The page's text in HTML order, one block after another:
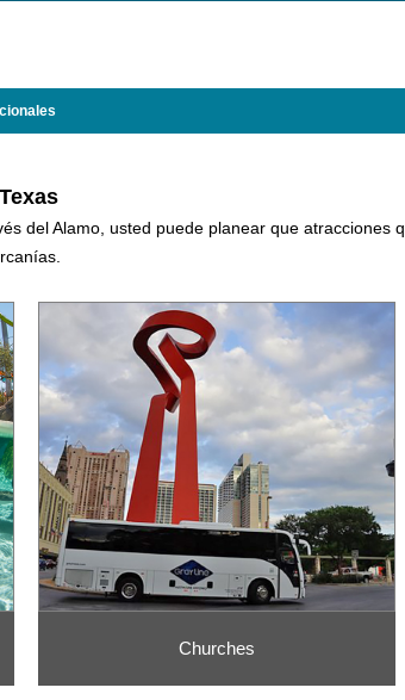
del Alamo, usted puede planear que
Churches